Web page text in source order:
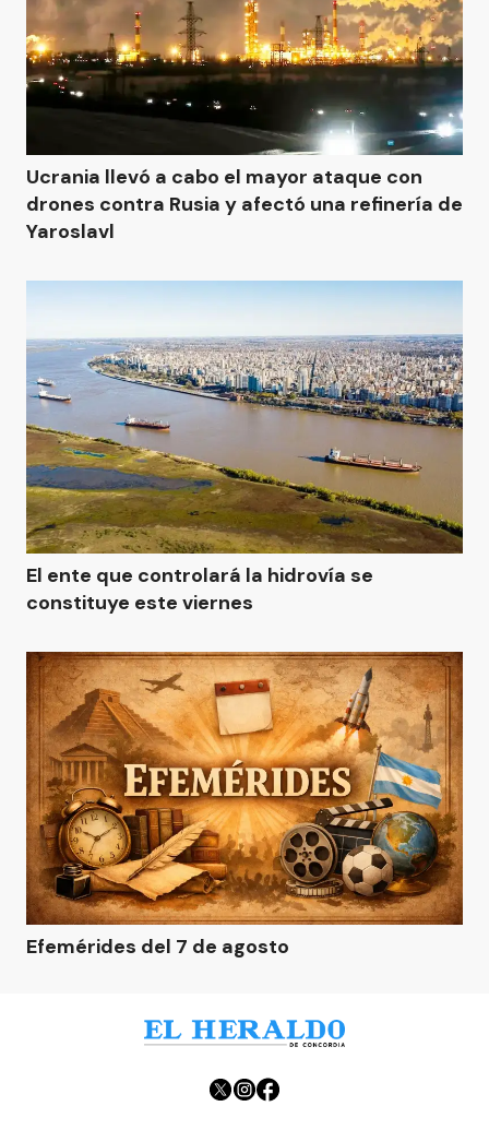
Ucrania llevó a cabo el mayor ataque con
drones contra Rusia y afectó una refinería de
Yaroslavl
El ente que controlará la hidrovía se
constituye este viernes
Efemérides del 7 de agosto